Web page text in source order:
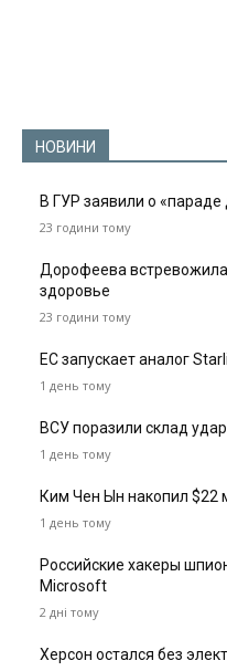
НОВИНИ
В ГУР заявили о
23 години тому
Дорофеева
здоровье
23 години тому
ЕС запускает аналог
1 день тому
ВСУ поразили склад
1 день тому
Ким Чен Ын накопил $22
1 день тому
Российские хакеры
Microsoft
2 дні тому
Херсон остался без